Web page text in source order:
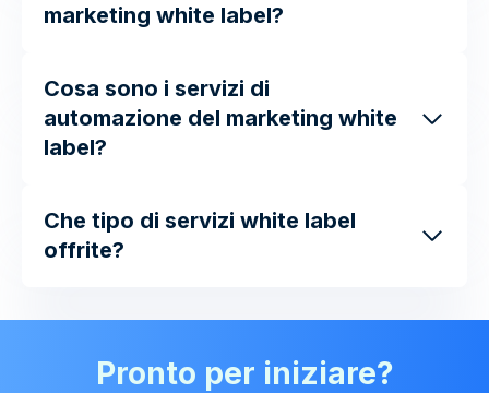
marketing white label?
Cosa sono i servizi di
automazione del marketing white
label?
Che tipo di servizi white label
offrite?
Pronto per iniziare?